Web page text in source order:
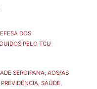
DOS
PELO TCU
SERGIPANA, AOS/ÀS
SAÚDE,